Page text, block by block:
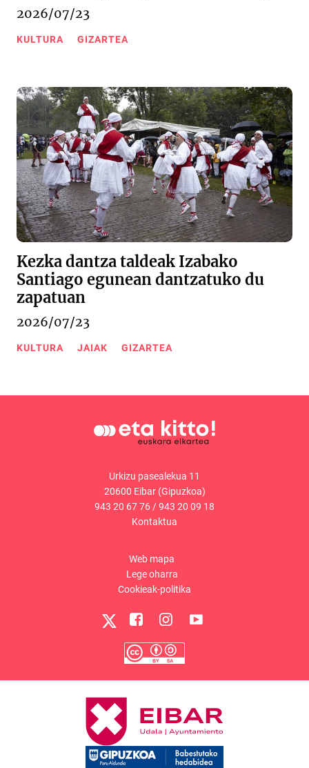
2026/07/23
KULTURA GIZARTEA
Kezka dantza taldeak Izabako
Santiago egunean dantzatuko du
zapatuan
2026/07/23
KULTURA JAIAK GIZARTEA
Urkizu pasealekua 11
20600 Eibar (Gipuzkoa)
943 20 67 76/943 20 09 18
Kontaktua
Web mapa
Lege oharra
Cookieak-politika